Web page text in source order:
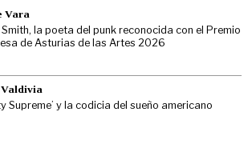
Vara
la poeta del punk reconocida con el Premio
de Asturias de las Artes 2026
Valdivia
Supreme’ y la codicia del sueño americano